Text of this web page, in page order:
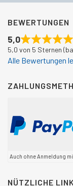
BEWERTUNGEN
5,0
5,0 von 5 Sternen
Alle Bewertungen
Auch ohne Anmeldung
NÜTZLICHE